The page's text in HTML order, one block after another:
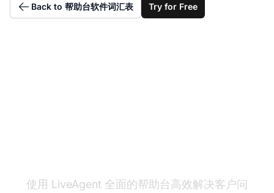
Back to 帮助台软件词汇表 Try for Free
使用 LiveAgent 全面的帮助台高效解决客户问